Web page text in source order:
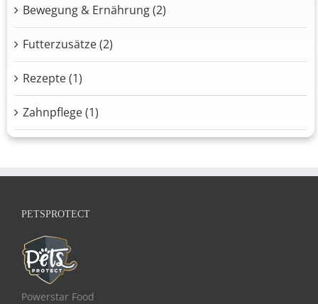
Bewegung & Ernährung (2)
Futterzusätze (2)
Rezepte (1)
Zahnpflege (1)
PETSPROTECT
Powerstar Food